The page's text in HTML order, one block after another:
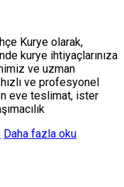
Kurye olarak,
kurye ihtiyaçlarınıza
ve uzman
ve profesyonel
eve teslimat, ister
Daha fazla oku